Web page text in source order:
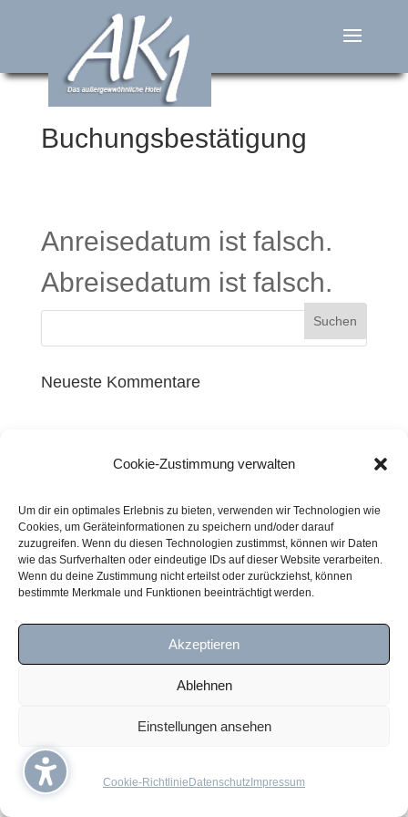
Cookie-Zustimmung verwalten
Um dir ein optimales Erlebnis zu bieten, verwenden wir Technologien wie
Cookies, um Geräteinformationen zu speichern und/oder darauf
zuzugreifen. Wenn du diesen Technologien zustimmst, können wir Daten
wie das Surfverhalten oder eindeutige IDs auf dieser Website verarbeiten.
Wenn du deine Zustimmung nicht erteilst oder zurückziehst, können
bestimmte Merkmale und Funktionen beeinträchtigt werden.
Akzeptieren
Ablehnen
Einstellungen ansehen
Cookie-Richtlinie Datenschutz Impressum
Buchungsbestätigung
Anreisedatum ist falsch.
Abreisedatum ist falsch.
Neueste Kommentare